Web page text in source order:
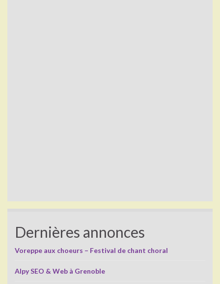
Dernières annonces
Voreppe aux choeurs – Festival de chant choral
Alpy SEO & Web à Grenoble